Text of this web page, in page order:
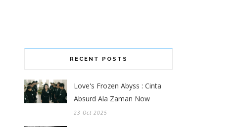
RECENT POSTS
Love's Frozen Abyss : Cinta
Absurd Ala Zaman Now
23 Oct 2025